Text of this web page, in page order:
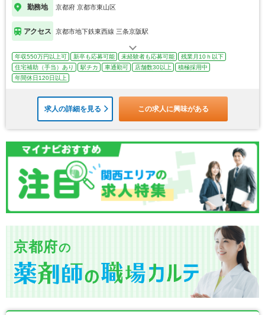
勤務地 京都府 京都市東山区
アクセス 京都市地下鉄東西線 三条京阪駅
年収550万円以上可 新卒も応募可能 未経験者も応募可能
残業月10ｈ以下
住宅補助（手当）あり
駅チカ 車通勤可 店舗数30以上
積極採用中
年間休日120日以上
求人の詳細を見る この求人に興味がある
京都府の